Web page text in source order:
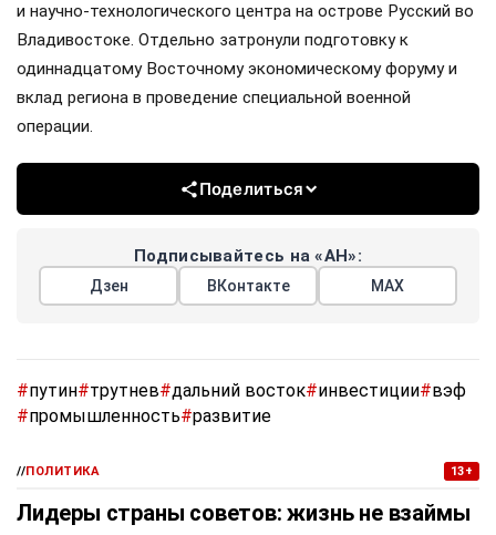
и научно-технологического центра на острове Русский во
Владивостоке. Отдельно затронули подготовку к
одиннадцатому Восточному экономическому форуму и
вклад региона в проведение специальной военной
операции.
Поделиться
Подписывайтесь на «АН»:
Дзен ВКонтакте МАХ
#путин#трутнев#дальний восток#инвестиции#вэф
#промышленность#развитие
//ПОЛИТИКА 13+
Лидеры страны советов: жизнь не взаймы